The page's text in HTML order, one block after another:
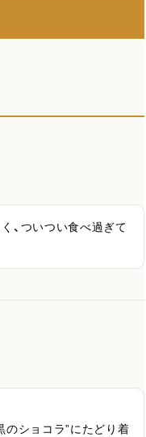
、ついつい食べ過ぎて
のショコラ”にたどり着